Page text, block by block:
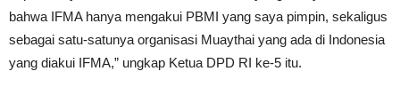
bahwa IFMA hanya mengakui PBMI yang saya pimpin, sekaligus
sebagai satu-satunya organisasi Muaythai yang ada di Indonesia
yang diakui IFMA,” ungkap Ketua DPD RI ke-5 itu.